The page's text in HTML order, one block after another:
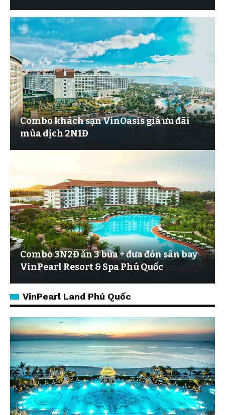
Combo khách sạn VinOasis giá ưu đãi
mùa dịch 2N1Đ
Combo 3N2Đ ăn 3 bữa + đưa đón sân bay
VinPearl Resort & Spa Phú Quốc
VinPearl Land Phú Quốc